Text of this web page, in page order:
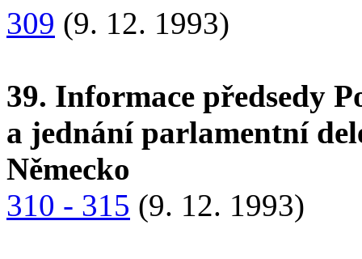
309 (9. 12. 1993)
39. Informace předsedy
a jednání parlamentní
Německo
310 - 315 (9. 12. 1993)